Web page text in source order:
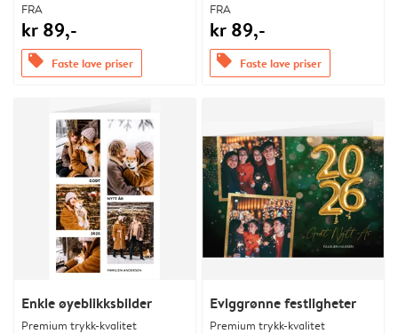
FRA
kr 89,-
offers Faste lave priser
FRA
kr 89,-
offers Faste lave priser
Enkle øyeblikksbilder
Premium trykk-kvalitet
Eviggrønne festligheter
Premium trykk-kvalitet